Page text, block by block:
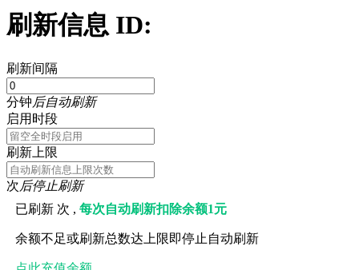
刷新信息 ID:
刷新间隔
分钟后自动刷新
启用时段
刷新上限
次后停止刷新
已刷新 次 ,每次自动刷新扣除余额1元
余额不足或刷新总数达上限即停止自动刷新